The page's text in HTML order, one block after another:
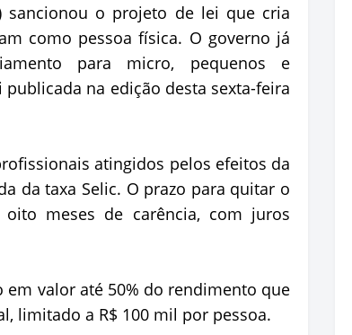
sancionou o projeto de lei que cria
como pessoa física. O governo já
para micro, pequenos e
na edição desta sexta-feira
atingidos pelos efeitos da
da taxa Selic. O prazo para quitar o
meses de carência, com juros
valor até 50% do rendimento que
limitado a R$ 100 mil por pessoa.